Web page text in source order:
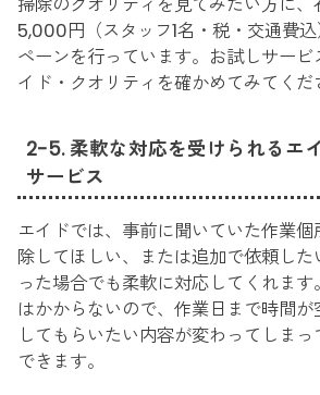
5,000円（スタッフ1名・税・交通費
ペーンを行っています。お試しサー
イド・クオリティを確かめてみてくだ
2-5. 柔軟な対応を受けられるエ
サービス
エイドでは、事前に聞いていた作業
除してほしい、または追加で依頼した
った場合でも柔軟に対応してくれま
はかからないので、作業日まで時間
してもらいたい内容が変わってしま
できます。